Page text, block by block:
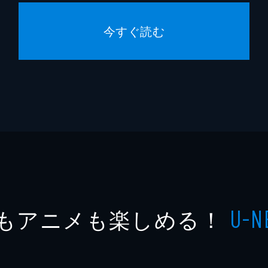
今すぐ読む
アニメも楽しめる！ U-